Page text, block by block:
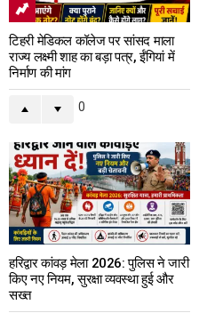
टिहरी मेडिकल कॉलेज पर सांसद माला
राज्य लक्ष्मी शाह का बड़ा पत्र, ईंगियां में
निर्माण की मांग
0
हरिद्वार कांवड़ मेला 2026: पुलिस ने जारी
किए नए नियम, सुरक्षा व्यवस्था हुई और
सख्त